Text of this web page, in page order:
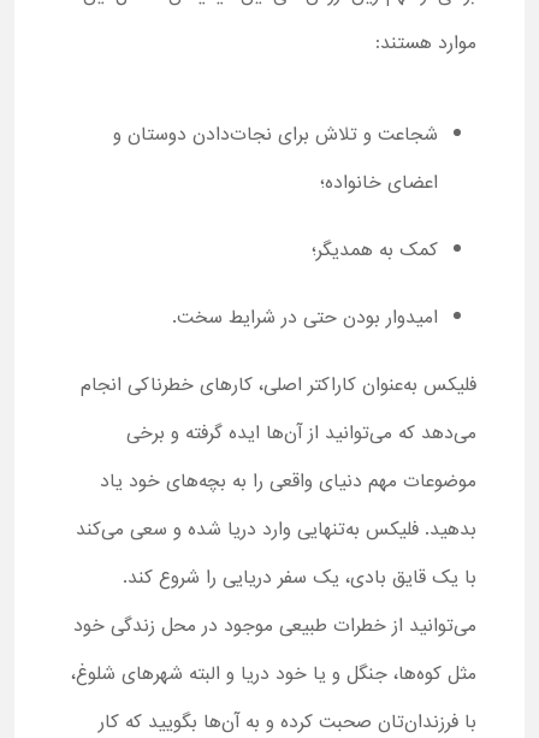
موارد هستند:
شجاعت و تلاش برای نجات‌دادن دوستان و
اعضای خانواده؛
کمک به همدیگر؛
امیدوار بودن حتی در شرایط سخت.
فلیکس به‌عنوان کاراکتر اصلی، کارهای خطرناکی انجام
می‌دهد که می‌توانید از آن‌ها ایده گرفته و برخی
موضوعات مهم دنیای واقعی را به بچه‌های خود یاد
بدهید. فلیکس به‌تنهایی وارد دریا شده و سعی می‌کند
با یک قایق بادی، یک سفر دریایی را شروع کند.
می‌توانید از خطرات طبیعی موجود در محل زندگی خود
مثل کوه‌ها، جنگل و یا خود دریا و البته شهرهای شلوغ،
با فرزندان‌تان صحبت کرده و به آن‌ها بگویید که کار